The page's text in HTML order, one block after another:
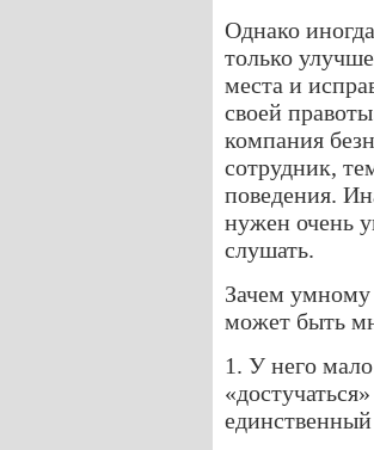
Однако
только
места и
своей
компания
сотрудник,
поведения.
нужен очень
слушать.
Зачем умному
может быть
1. У него